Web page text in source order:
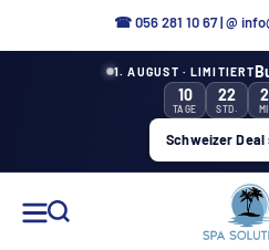
☎ 056 281 10 67|@
1. AUGUST · LIMITIERT
10
TAGE
22
STD.
Schweizer
Solutions
de